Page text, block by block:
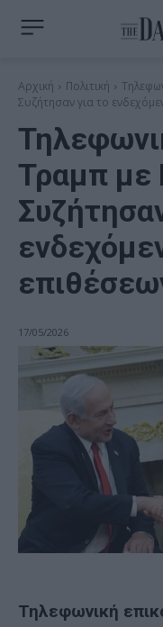
Αρχική Πολιτική
Συζήτησαν για το
Τραμπ με
17/05/2026
Τηλεφωνική